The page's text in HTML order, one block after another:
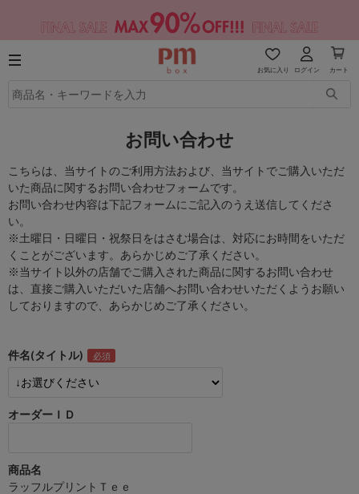
お気に入り ログイン カート
お問い合わせ
こちらは、当サイトのご利用方法および、当サイトでご購入いただ
いた商品に関するお問い合わせフォームです。
お問い合わせ内容は下記フォームにご記入のうえ送信してくださ
い。
※土曜日・日曜日・祝祭日をはさむ場合は、対応にお時間をいただ
くことがございます。あらかじめご了承ください。
※当サイト以外の店舗でご購入された商品に関するお問い合わせ
は、直接ご購入いただいた店舗へお問い合わせいただくようお願い
しておりますので、あらかじめご了承ください。
件名(タイトル)
オーダーＩＤ
商品名
ラッフルプリントＴｅｅ